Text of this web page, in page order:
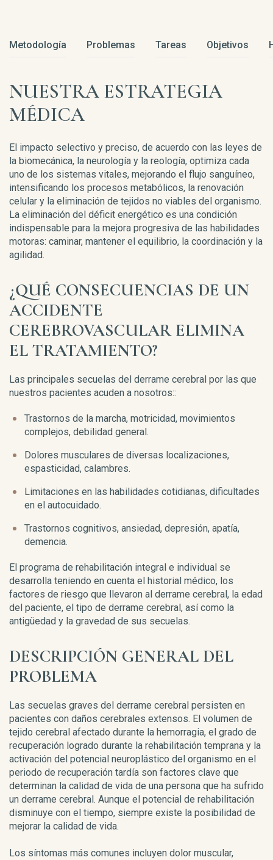
Metodología Problemas Tareas Objetivos
NUESTRA ESTRATEGIA
MÉDICA
El impacto selectivo y preciso, de acuerdo con las leyes de
la biomecánica, la neurología y la reología, optimiza cada
uno de los sistemas vitales, mejorando el flujo sanguíneo,
intensificando los procesos metabólicos, la renovación
celular y la eliminación de tejidos no viables del organismo.
La eliminación del déficit energético es una condición
indispensable para la mejora progresiva de las habilidades
motoras: caminar, mantener el equilibrio, la coordinación y la
agilidad.
¿QUÉ CONSECUENCIAS DE UN
ACCIDENTE
CEREBROVASCULAR ELIMINA
EL TRATAMIENTO?
Las principales secuelas del derrame cerebral por las que
nuestros pacientes acuden a nosotros::
Trastornos de la marcha, motricidad, movimientos
complejos, debilidad general.
Dolores musculares de diversas localizaciones,
espasticidad, calambres.
Limitaciones en las habilidades cotidianas, dificultades
en el autocuidado.
Trastornos cognitivos, ansiedad, depresión, apatía,
demencia.
El programa de rehabilitación integral e individual se
desarrolla teniendo en cuenta el historial médico, los
factores de riesgo que llevaron al derrame cerebral, la edad
del paciente, el tipo de derrame cerebral, así como la
antigüedad y la gravedad de sus secuelas.
DESCRIPCIÓN GENERAL DEL
PROBLEMA
Las secuelas graves del derrame cerebral persisten en
pacientes con daños cerebrales extensos. El volumen de
tejido cerebral afectado durante la hemorragia, el grado de
recuperación logrado durante la rehabilitación temprana y la
activación del potencial neuroplástico del organismo en el
periodo de recuperación tardía son factores clave que
determinan la calidad de vida de una persona que ha sufrido
un derrame cerebral. Aunque el potencial de rehabilitación
disminuye con el tiempo, siempre existe la posibilidad de
mejorar la calidad de vida.
Los síntomas más comunes incluyen dolor muscular,